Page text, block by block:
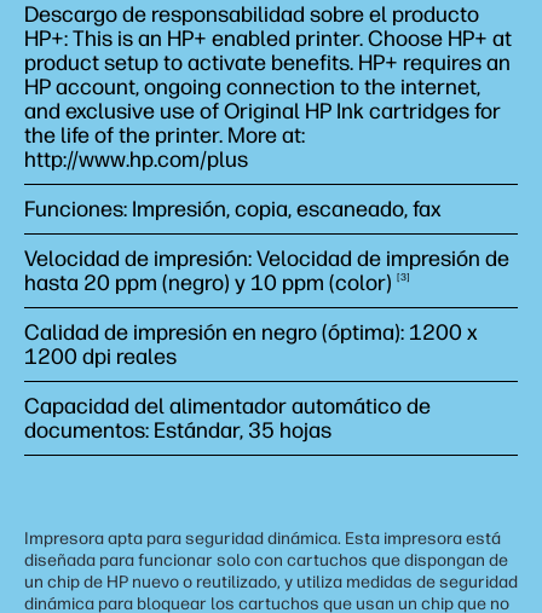
Descargo de responsabilidad sobre el producto
HP+: This is an HP+ enabled printer. Choose HP+ at
product setup to activate benefits. HP+ requires an
HP account, ongoing connection to the internet,
and exclusive use of Original HP Ink cartridges for
the life of the printer. More at:
http://www.hp.com/plus
Funciones: Impresión, copia, escaneado, fax
Velocidad de impresión: Velocidad de impresión de
hasta 20 ppm (negro) y 10 ppm (color) 3
Calidad de impresión en negro (óptima): 1200 x
1200 dpi reales
Capacidad del alimentador automático de
documentos: Estándar, 35 hojas
Impresora apta para seguridad dinámica. Esta impresora está
diseñada para funcionar solo con cartuchos que dispongan de
un chip de HP nuevo o reutilizado, y utiliza medidas de seguridad
dinámica para bloquear los cartuchos que usan un chip que no